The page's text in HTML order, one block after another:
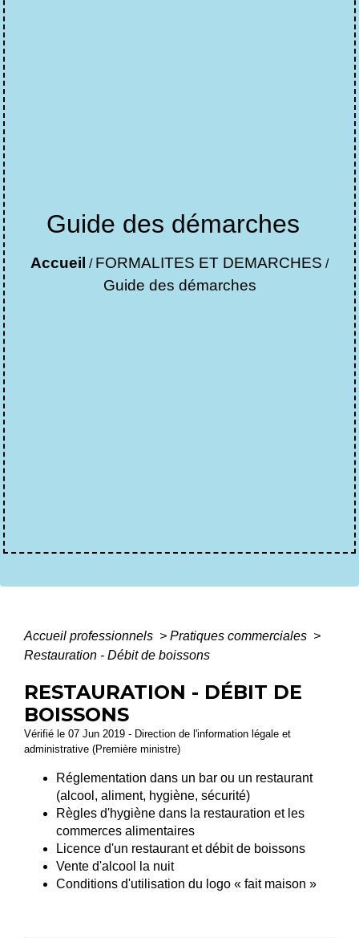
Guide des démarches
Accueil / FORMALITES ET DEMARCHES /
Guide des démarches
Accueil professionnels > Pratiques commerciales >
Restauration - Débit de boissons
RESTAURATION - DÉBIT DE
BOISSONS
Vérifié le 07 Jun 2019 - Direction de l'information légale et
administrative (Première ministre)
Réglementation dans un bar ou un restaurant
(alcool, aliment, hygiène, sécurité)
Règles d'hygiène dans la restauration et les
commerces alimentaires
Licence d'un restaurant et débit de boissons
Vente d'alcool la nuit
Conditions d'utilisation du logo « fait maison »